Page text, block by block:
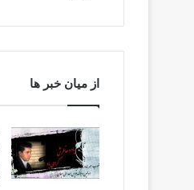
از میان خبر ها